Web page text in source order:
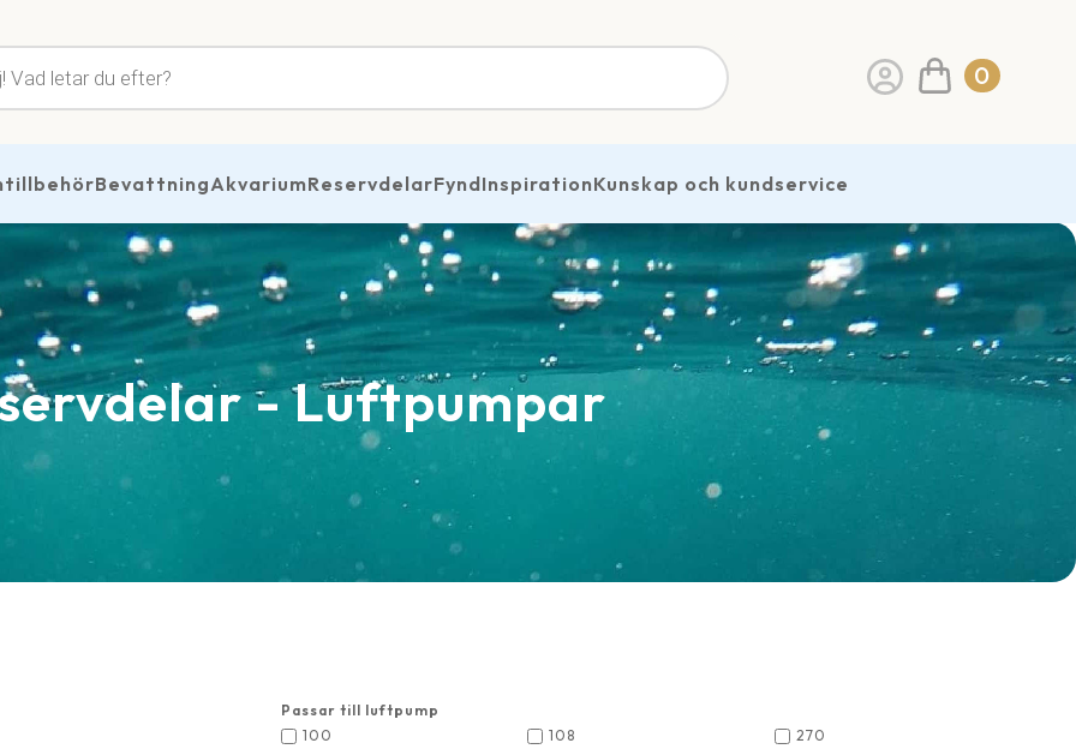
0
BevattningAkvariumReservdelarFyndInspirationKunskap och kundservice
- Luftpumpar
Passar till luftpump
100
108
270